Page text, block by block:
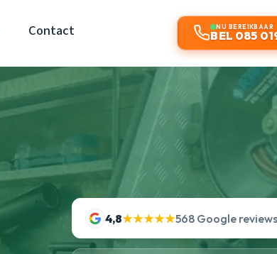
Contact NU BEREIKBAAR
BEL 085
4,8★★★★★568 Google reviews